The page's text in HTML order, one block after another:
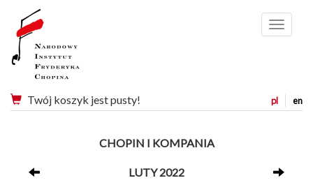
Menu
pl en
Twój koszyk jest pusty!
CHOPIN I KOMPANIA
LUTY 2022